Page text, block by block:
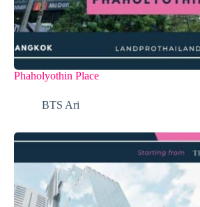
Phaholyothin Place
BTS Ari